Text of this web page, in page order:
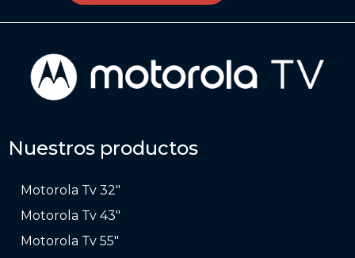
Nuestros productos
Motorola Tv 32″
Motorola Tv 43″
Motorola Tv 55″